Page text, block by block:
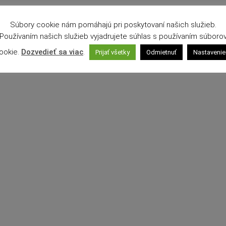
Súbory cookie nám pomáhajú pri poskytovaní našich služieb.
našich služieb vyjadrujete súhlas s používaním
Dozvedieť sa viac Prijať všetky Odmietnuť Nastavenie